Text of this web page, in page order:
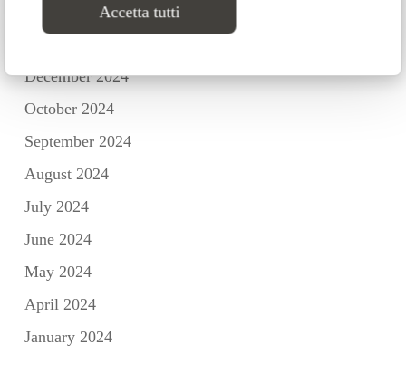
Accetta tutti
February 2025
December 2024
October 2024
September 2024
August 2024
July 2024
June 2024
May 2024
April 2024
January 2024